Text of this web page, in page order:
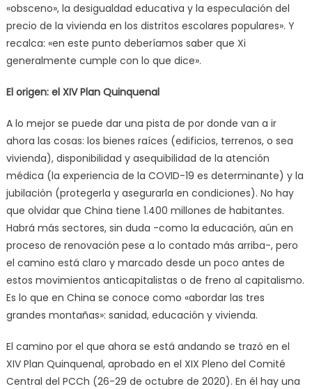
«obsceno», la desigualdad educativa y la especulación del
precio de la vivienda en los distritos escolares populares». Y
recalca: «en este punto deberíamos saber que Xi
generalmente cumple con lo que dice».
El origen: el XIV Plan Quinquenal
A lo mejor se puede dar una pista de por donde van a ir
ahora las cosas: los bienes raíces (edificios, terrenos, o sea
vivienda), disponibilidad y asequibilidad de la atención
médica (la experiencia de la COVID-19 es determinante) y la
jubilación (protegerla y asegurarla en condiciones). No hay
que olvidar que China tiene 1.400 millones de habitantes.
Habrá más sectores, sin duda -como la educación, aún en
proceso de renovación pese a lo contado más arriba-, pero
el camino está claro y marcado desde un poco antes de
estos movimientos anticapitalistas o de freno al capitalismo.
Es lo que en China se conoce como «abordar las tres
grandes montañas»: sanidad, educación y vivienda.
El camino por el que ahora se está andando se trazó en el
XIV Plan Quinquenal, aprobado en el XIX Pleno del Comité
Central del PCCh (26-29 de octubre de 2020). En él hay una